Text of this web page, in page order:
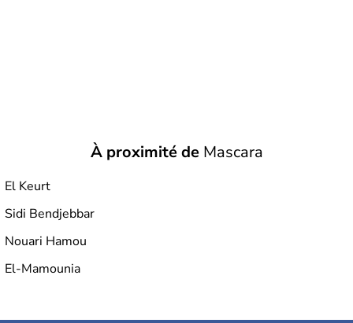
À proximité deMascara
El Keurt
Sidi Bendjebbar
Nouari Hamou
El-Mamounia